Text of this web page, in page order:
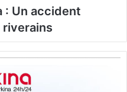
: Un accident